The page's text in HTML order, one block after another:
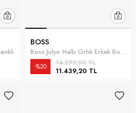
BOSS
Boss Julyo Halb Grhk Erkek Bot Siyah
11.439,20 TL
14.299,00 TL
%20